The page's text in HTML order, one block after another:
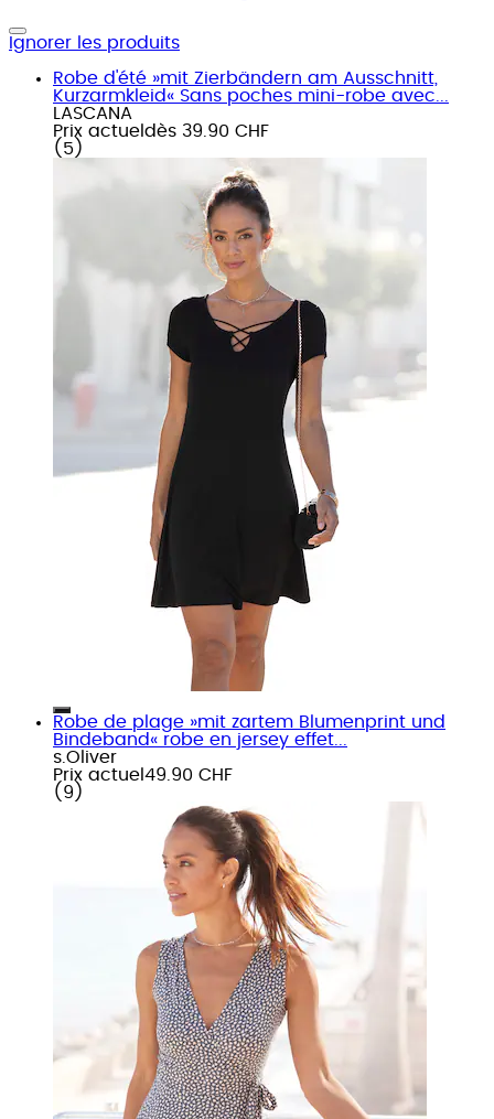
Ignorer les produits
Robe d'été »mit Zierbändern am Ausschnitt,
Kurzarmkleid« Sans poches mini-robe avec...
LASCANA
Prix actuel dès 39.90 CHF
( 5 )
Robe de plage »mit zartem Blumenprint und
Bindeband« robe en jersey effet...
s.Oliver
Prix actuel 49.90 CHF
( 9 )